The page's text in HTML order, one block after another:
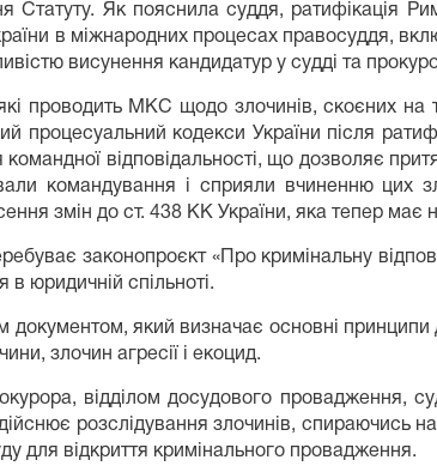
Статуту. Як пояснила суддя, ратифікація
в міжнародних процесах правосуддя,
висунення кандидатур у судді та
проводить МКС щодо злочинів, скоєних на
кодекси України після
відповідальності, що дозволяє
командування і сприяли вчиненню цих
змін до ст. 438 КК України, яка тепер має
законопроєкт «Про кримінальну
юридичній спільноті.
який визначає основні принципи
злочин агресії і екоцид.
відділом досудового провадження,
розслідування злочинів, спираючись
для відкриття кримінального провадження.